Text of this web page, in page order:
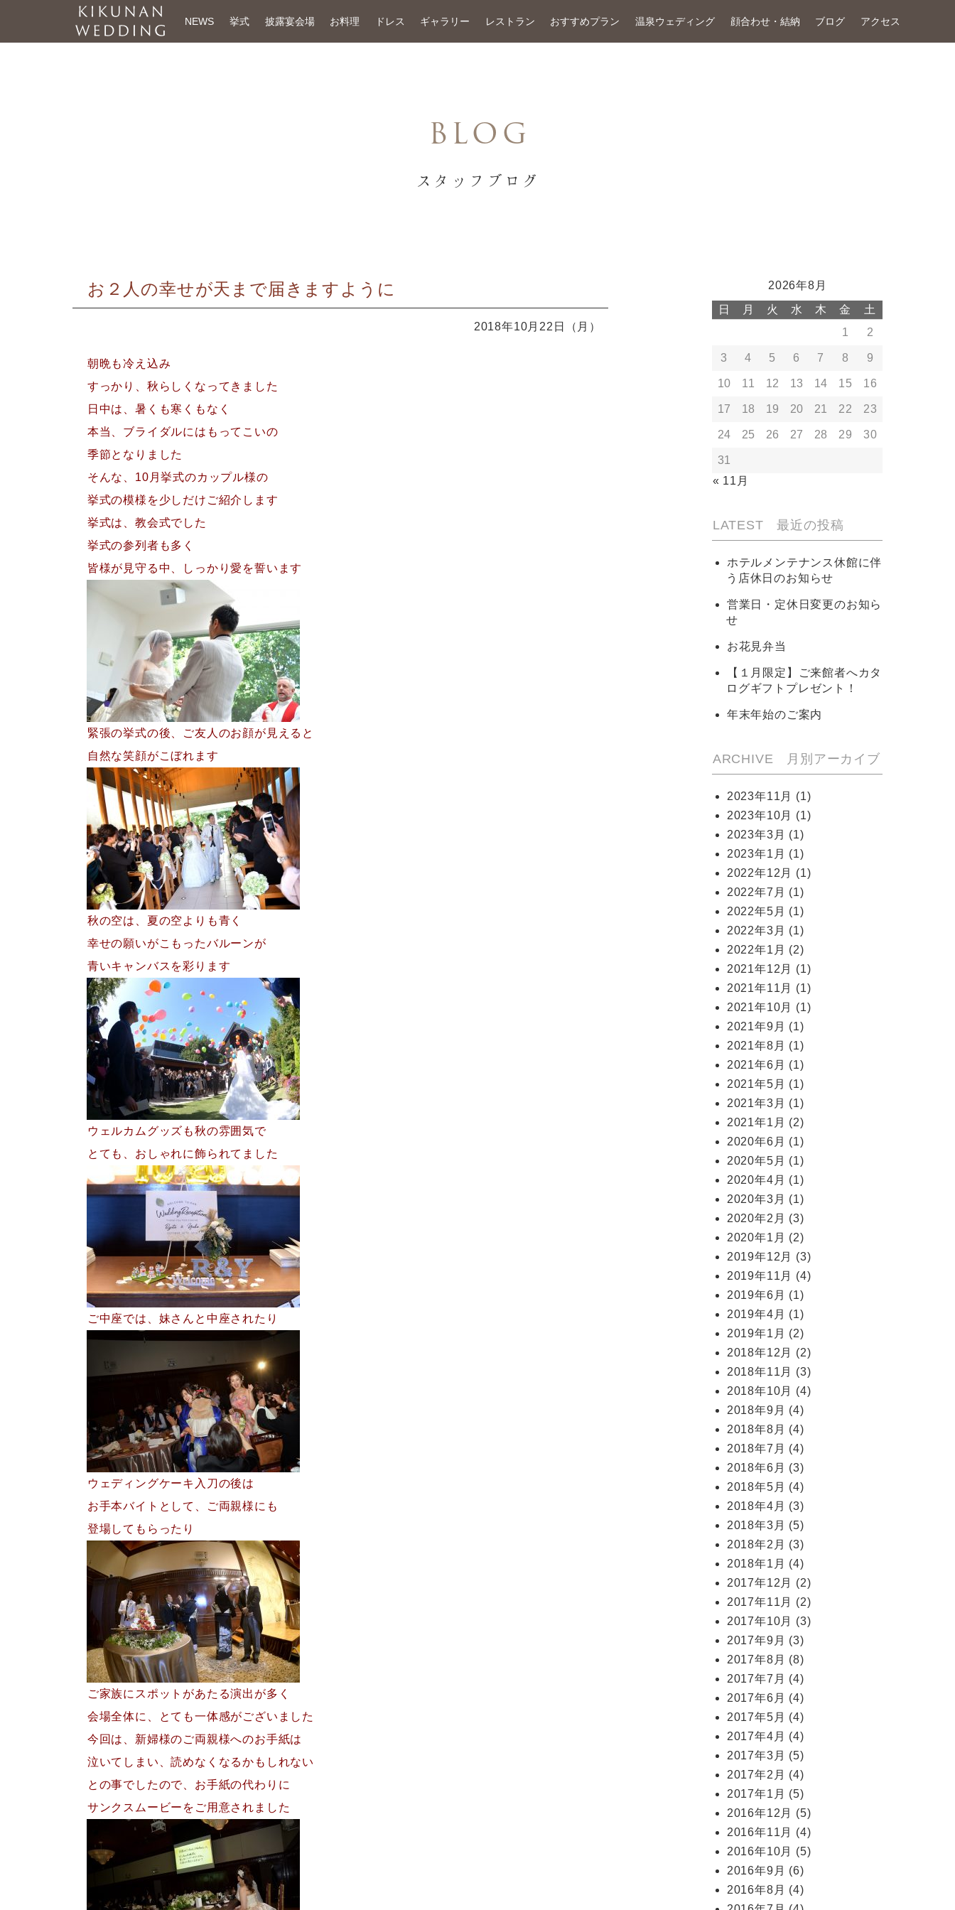
NEWS 挙式 披露宴会場 お料理 ドレス ギャラリー レストラン おすすめプラン 温泉ウェディング 顔合わせ・結納 ブログ アクセス
BLOG
スタッフブログ
お２人の幸せが天まで届きますように
2018年10月22日（月）
朝晩も冷え込み
すっかり、秋らしくなってきました
日中は、暑くも寒くもなく
本当、ブライダルにはもってこいの
季節となりました
そんな、10月挙式のカップル様の
挙式の模様を少しだけご紹介します
挙式は、教会式でした
挙式の参列者も多く
皆様が見守る中、しっかり愛を誓います
緊張の挙式の後、ご友人のお顔が見えると
自然な笑顔がこぼれます
秋の空は、夏の空よりも青く
幸せの願いがこもったバルーンが
青いキャンバスを彩ります
ウェルカムグッズも秋の雰囲気で
とても、おしゃれに飾られてました
ご中座では、妹さんと中座されたり
ウェディングケーキ入刀の後は
お手本バイトとして、ご両親様にも
登場して もらったり
ご家族にスポットがあたる演出が多く
会場全体に、とても一体感がございました
今回は、新婦様のご両親様へのお手紙は
泣いてしまい、読めなくなるかもしれない
との事でしたので、お手紙の代わりに
サンクスムービーを ご用意されました
2026年8月
日
月 火 水 木 金
土
1
2
3 4 5 6 7 8 9
10 11 12 13 14 15 16
17 18 19 20 21 22 23
24 25 26 27 28 29 30
31
« 11月
LATEST 最近の投稿
ホテルメンテナンス休館に伴
う店休日のお知らせ
営業日・定休日変更のお知ら
せ
お花見弁当
【１月限定】ご来館者へカタ
ログギフトプレゼント！
年末年始のご案内
ARCHIVE 月別アーカイブ
2023年11月
(1)
2023年10月
(1)
2023年3月 (1)
2023年1月 (1)
2022年12月
(1)
2022年7月 (1)
2022年5月 (1)
2022年3月 (1)
2022年1月 (2)
2021年12月
(1)
2021年11月
(1)
2021年10月
(1)
2021年9月 (1)
2021年8月 (1)
2021年6月 (1)
2021年5月 (1)
2021年3月 (1)
2021年1月 (2)
2020年6月 (1)
2020年5月 (1)
2020年4月 (1)
2020年3月 (1)
2020年2月 (3)
2020年1月 (2)
2019年12月
(3)
2019年11月
(4)
2019年6月 (1)
2019年4月 (1)
2019年1月 (2)
2018年12月
(2)
2018年11月
(3)
2018年10月
(4)
2018年9月 (4)
2018年8月 (4)
2018年7月 (4)
2018年6月 (3)
2018年5月 (4)
2018年4月 (3)
2018年3月 (5)
2018年2月 (3)
2018年1月 (4)
2017年12月
(2)
2017年11月
(2)
2017年10月
(3)
2017年9月 (3)
2017年8月 (8)
2017年7月 (4)
2017年6月 (4)
2017年5月 (4)
2017年4月 (4)
2017年3月 (5)
2017年2月 (4)
2017年1月 (5)
2016年12月
(5)
2016年11月
(4)
2016年10月
(5)
2016年9月 (6)
2016年8月 (4)